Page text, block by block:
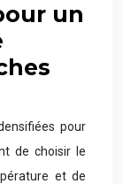
un
pour
de choisir le
et de